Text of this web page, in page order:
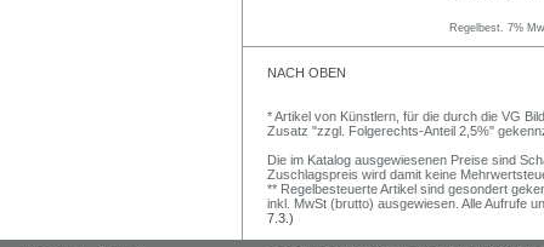
Regelbest. 7%
NACH OBEN
* Artikel von Künstlern, für die durch die VG
Zusatz "zzgl. Folgerechts-Anteil 2,5%"
Die im Katalog ausgewiesenen Preise sind
Zuschlagspreis wird damit keine
** Regelbesteuerte Artikel sind gesondert
inkl. MwSt (brutto) ausgewiesen. Alle Aufrufe
7.3.)